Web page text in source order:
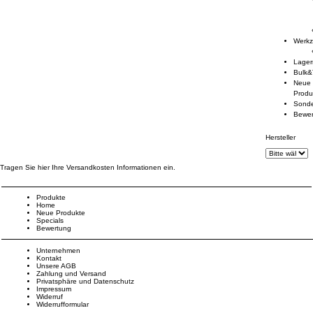
Neue
Hersteller
Tragen Sie hier Ihre Versandkosten Informationen ein.
Produkte
Home
Neue Produkte
Specials
Bewertung
Unternehmen
Kontakt
Unsere AGB
Zahlung und Versand
Privatsphäre und Datenschutz
Impressum
Widerruf
Widerrufformular